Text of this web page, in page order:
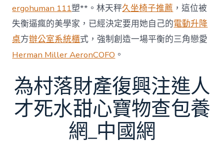
ergohuman 111塑**。林天秤久坐椅子推薦 ，這位被
失衡逼瘋的美學家，已經決定要用她自己的電動升降
桌方辦公室系統櫃式，強制創造一場平衡的三角戀愛
Herman Miller AeronCOFO 。
為村落財產復興注進人
才死水甜心寶物查包養
網_中國網